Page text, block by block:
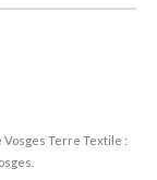
Terre Textile :